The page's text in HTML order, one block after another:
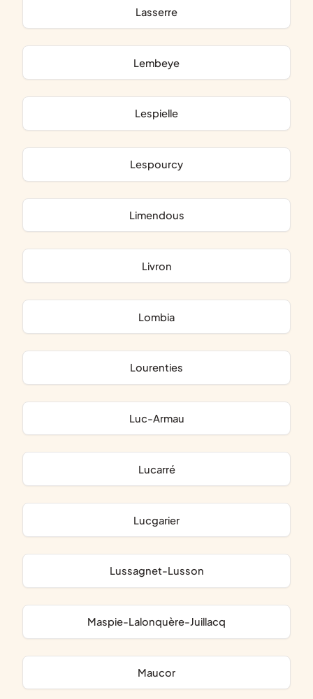
Lasserre
Lembeye
Lespielle
Lespourcy
Limendous
Livron
Lombia
Lourenties
Luc-Armau
Lucarré
Lucgarier
Lussagnet-Lusson
Maspie-Lalonquère-Juillacq
Maucor